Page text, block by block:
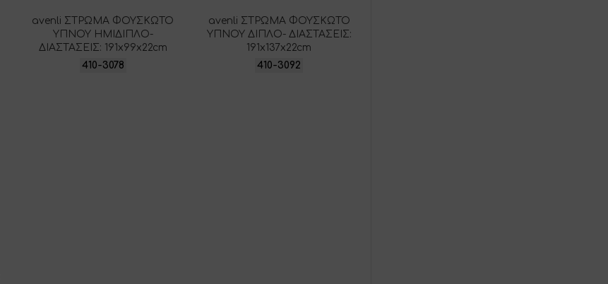
avenli ΣΤΡΩΜΑ ΦΟΥΣΚΩΤΟ
ΥΠΝΟΥ ΗΜΙΔΙΠΛΟ-
ΔΙΑΣΤΑΣΕΙΣ: 191x99x22cm
410-3078
avenli ΣΤΡΩΜΑ ΦΟΥΣΚΩΤΟ
ΥΠΝΟΥ ΔΙΠΛΟ- ΔΙΑΣΤΑΣΕΙΣ:
191x137x22cm
410-3092